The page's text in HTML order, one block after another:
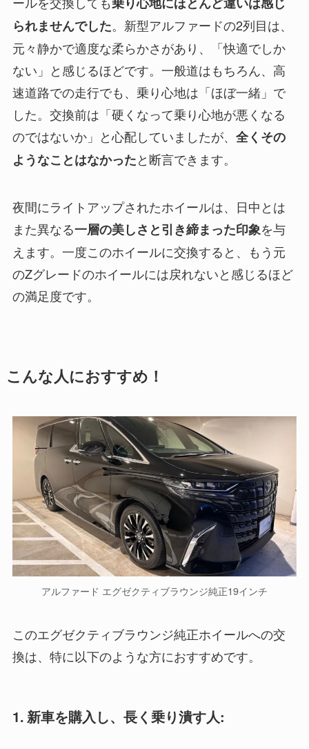
られませんでした。新型アルファードの2列目は、
元々静かで適度な柔らかさがあり、「快適でしか
ない」と感じるほどです。一般道はもちろん、高
速道路での走行でも、乗り心地は「ほぼ一緒」で
した。交換前は「硬くなって乗り心地が悪くなる
のではないか」と心配していましたが、 全くその
ようなことはなかったと断言できます。
夜間にライトアップされたホイールは、日中とは
また異なる一層の美しさと引き締まった印象を与
えます。一度このホイールに交換すると、もう元
のZグレードのホイールには戻れないと感じるほど
の満足度です。
こんな人におすすめ！
アルファード エグゼクティブラウンジ純正19インチ
このエグゼクティブラウンジ純正ホイールへの交
換は、特に以下のような方におすすめです。
1. 新車を購入し、長く乗り潰す人: